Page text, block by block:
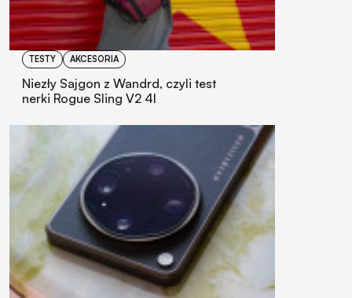
TESTY AKCESORIA
Niezły Sajgon z Wandrd, czyli test
nerki Rogue Sling V2 4l